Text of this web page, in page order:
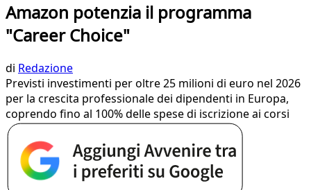
Amazon potenzia il programma
"Career Choice"
di Redazione
Previsti investimenti per oltre 25 milioni di euro nel 2026
per la crescita professionale dei dipendenti in Europa,
coprendo fino al 100% delle spese di iscrizione ai corsi